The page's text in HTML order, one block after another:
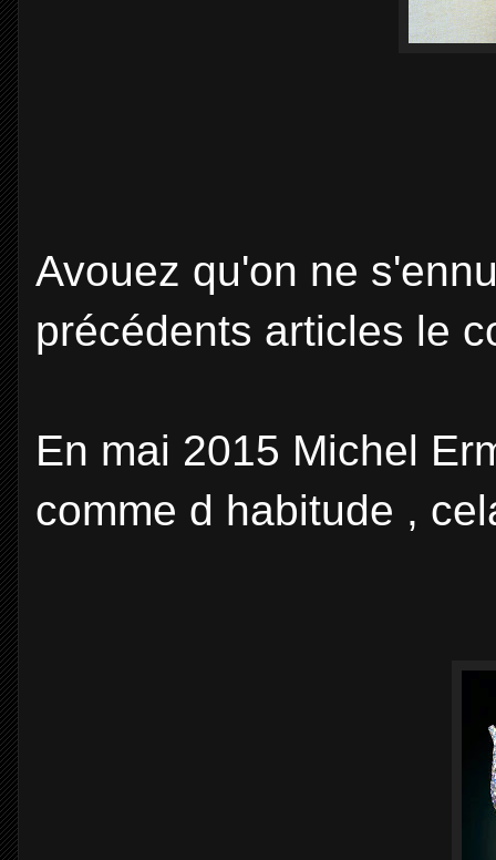
Avouez qu'on ne
précédents articles le
En mai 2015 Michel
comme d habitude ,